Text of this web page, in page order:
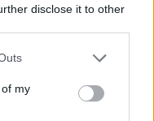
disclose it to other
my
adicionais ou